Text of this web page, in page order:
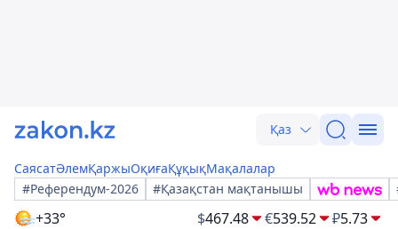
Қаз
СаясатӘлемҚаржыОқиғаҚұқықМақалалар
#Референдум-2026
#Қазақстан мақтанышы
+33° $467.48 €539.52 ₽5.73